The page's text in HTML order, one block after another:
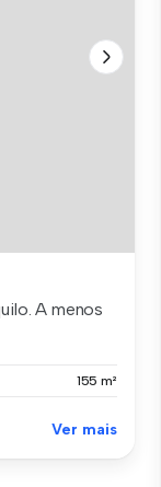
A menos
155 m²
Ver mais